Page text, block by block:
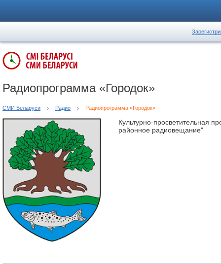
Радиопрограмма «Городок»
СМИ Беларуси Радио Радиопрограмма «Городок»
Культурно-просветительная
районное радиовещание"